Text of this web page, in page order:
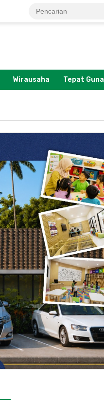
Wirausaha Tepat Guna